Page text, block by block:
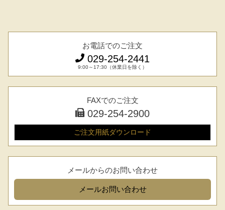
お電話でのご注文
029-254-2441
9:00～17:30（休業日を除く）
FAXでのご注文
029-254-2900
ご注文用紙ダウンロード
メールからのお問い合わせ
メールお問い合わせ